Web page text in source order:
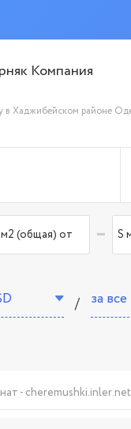
Компания
в Хаджибейском районе
-
/ за все
- cheremushki.inler.net